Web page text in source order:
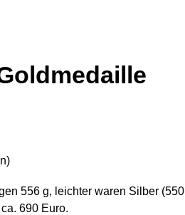
)
556 g, leichter waren Silber (550
690 Euro.